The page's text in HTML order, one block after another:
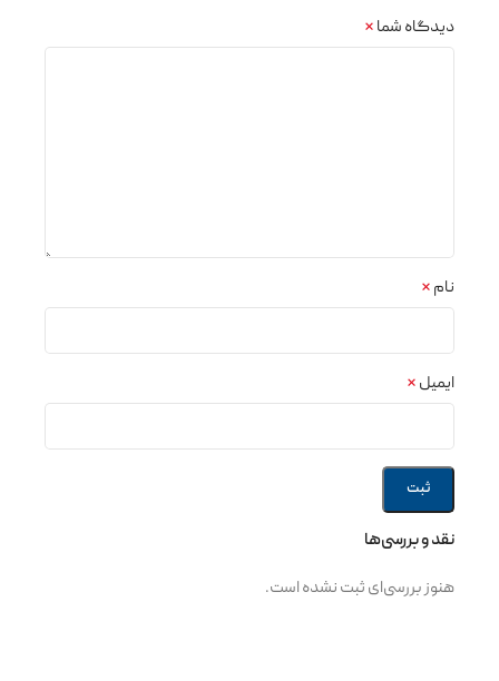
نقد و بررسی‌ها
هنوز بررسی‌ای ثبت نشده است.
دیدگاه شما*
نام*
ایمیل*